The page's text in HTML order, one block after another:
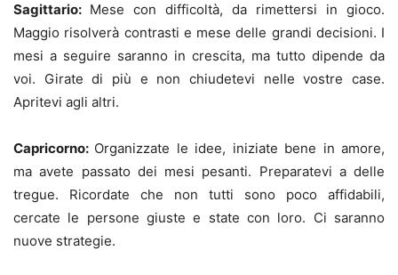
Sagittario: Mese con difficoltà, da rimettersi in gioco.
Maggio risolverà contrasti e mese delle grandi decisioni. I
mesi a seguire saranno in crescita, ma tutto dipende da
voi. Girate di più e non chiudetevi nelle vostre case.
Apritevi agli altri.
Capricorno: Organizzate le idee, iniziate bene in amore,
ma avete passato dei mesi pesanti. Preparatevi a delle
tregue. Ricordate che non tutti sono poco affidabili,
cercate le persone giuste e state con loro. Ci saranno
nuove strategie.